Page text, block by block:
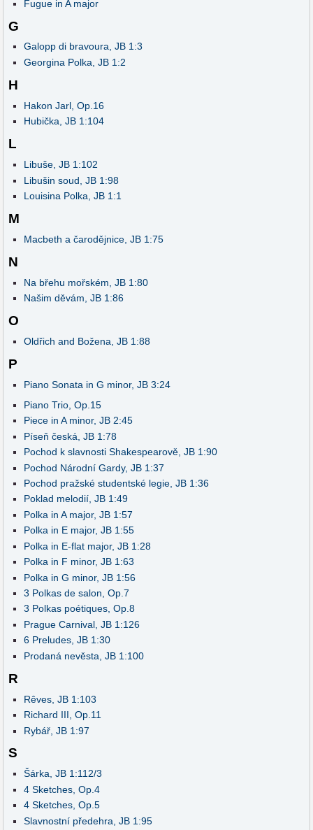
Fugue in A major
G
Galopp di bravoura, JB 1:3
Georgina Polka, JB 1:2
H
Hakon Jarl, Op.16
Hubička, JB 1:104
L
Libuše, JB 1:102
Libušin soud, JB 1:98
Louisina Polka, JB 1:1
M
Macbeth a čarodějnice, JB 1:75
N
Na břehu mořském, JB 1:80
Našim děvám, JB 1:86
O
Oldřich and Božena, JB 1:88
P
Piano Sonata in G minor, JB 3:24
Piano Trio, Op.15
Piece in A minor, JB 2:45
Píseň česká, JB 1:78
Pochod k slavnosti Shakespearově, JB 1:90
Pochod Národní Gardy, JB 1:37
Pochod pražské studentské legie, JB 1:36
Poklad melodií, JB 1:49
Polka in A major, JB 1:57
Polka in E major, JB 1:55
Polka in E-flat major, JB 1:28
Polka in F minor, JB 1:63
Polka in G minor, JB 1:56
3 Polkas de salon, Op.7
3 Polkas poétiques, Op.8
Prague Carnival, JB 1:126
6 Preludes, JB 1:30
Prodaná nevěsta, JB 1:100
R
Rêves, JB 1:103
Richard III, Op.11
Rybář, JB 1:97
S
Šárka, JB 1:112/3
4 Sketches, Op.4
4 Sketches, Op.5
Slavnostní předehra, JB 1:95